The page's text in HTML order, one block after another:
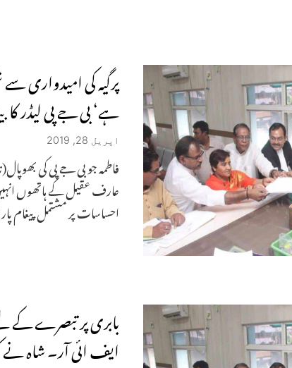
پرگیہ کی امیدواری
ہے‘ بی جے پی لیڈر کا
اپریل 28, 2019
فاطمہ جو بی جے پی کی
عارف عقیل کے ہاتھوں
احساسات پر مشتمل پیغام
بابری پر تبصرے کے
ایف ائی آر۔ شاہ نے